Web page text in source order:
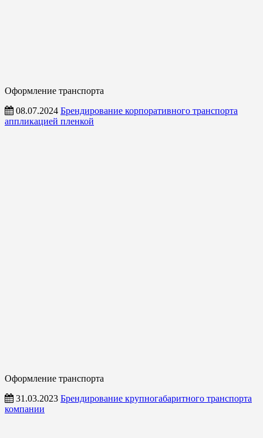
Оформление транспорта
08.07.2024 Брендирование корпоративного транспорта
аппликацией пленкой
Оформление транспорта
31.03.2023 Брендирование крупногабаритного транспорта
компании